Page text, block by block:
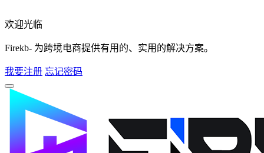
欢迎光临
Firekb- 为跨境电商提供有用的、实用的解决方案。
我要注册 忘记密码